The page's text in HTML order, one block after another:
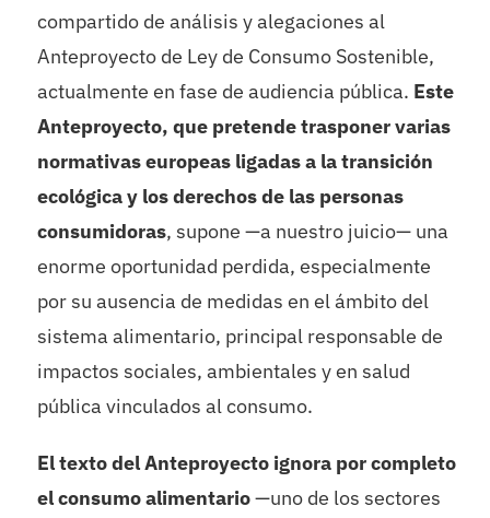
compartido de análisis y alegaciones al
Anteproyecto de Ley de Consumo Sostenible,
actualmente en fase de audiencia pública. Este
Anteproyecto, que pretende trasponer varias
normativas europeas ligadas a la transición
ecológica y los derechos de las personas
consumidoras, supone —a nuestro juicio— una
enorme oportunidad perdida, especialmente
por su ausencia de medidas en el ámbito del
sistema alimentario, principal responsable de
impactos sociales, ambientales y en salud
pública vinculados al consumo.
El texto del Anteproyecto ignora por completo
el consumo alimentario—uno de los sectores